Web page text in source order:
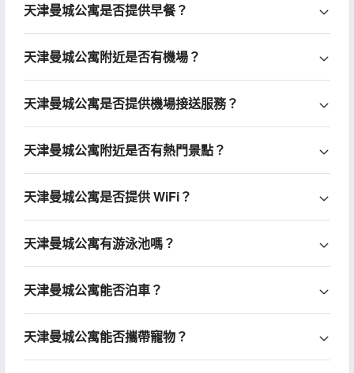
天津曼城公寓是否提供早餐？
天津曼城公寓附近是否有機場？
天津曼城公寓是否提供機場接送服務？
天津曼城公寓附近是否有熱門景點？
天津曼城公寓是否提供 WiFi？
天津曼城公寓有游泳池嗎？
天津曼城公寓能否泊車？
天津曼城公寓能否攜帶寵物？